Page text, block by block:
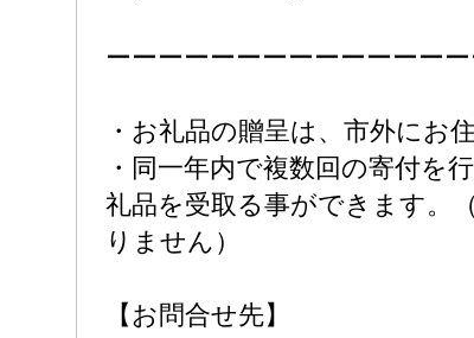
ーーーーーーーーーーーーー
・お礼品の贈呈は、市外にお
・同一年内で複数回の寄付を
礼品を受取る事ができます。
りません）
【お問合せ先】